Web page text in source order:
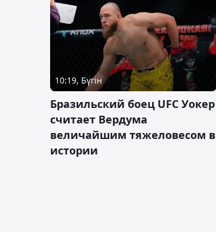
10:19, Бүгін
Бразильский боец UFC Уокер
считает Вердума
величайшим тяжеловесом в
истории